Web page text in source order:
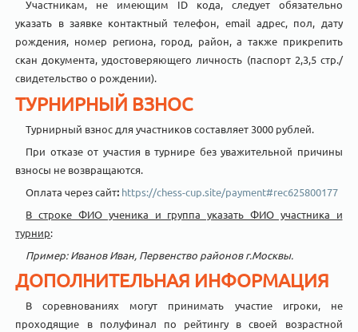
Участникам, не имеющим ID кода, следует обязательно
указать в заявке контактный телефон, email адрес, пол, дату
рождения, номер региона, город, район, а также прикрепить
скан документа, удостоверяющего личность (паспорт 2,3,5 стр./
свидетельство о рождении).
ТУРНИРНЫЙ ВЗНОС
Турнирный взнос для участников составляет 3000 рублей.
При отказе от участия в турнире без уважительной причины
взносы не возвращаются.
Оплата через сайт: https://chess-cup.site/payment#rec625800177
В строке ФИО ученика и группа указать ФИО участника и
турнир:
Пример: Иванов Иван, Первенство районов г.Москвы.
ДОПОЛНИТЕЛЬНАЯ ИНФОРМАЦИЯ
В соревнованиях могут принимать участие игроки, не
проходящие в полуфинал по рейтингу в своей возрастной